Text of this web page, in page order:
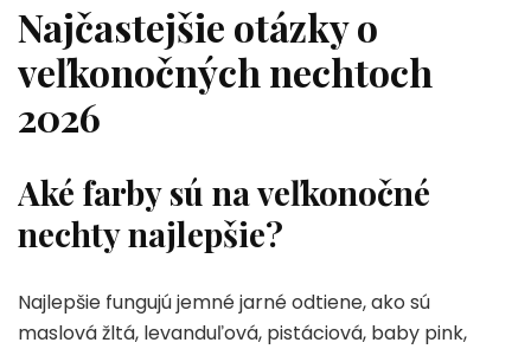
Najčastejšie otázky o
veľkonočných nechtoch
2026
Aké farby sú na veľkonočné
nechty najlepšie?
Najlepšie fungujú jemné jarné odtiene, ako sú
maslová žltá, levanduľová, pistáciová, baby pink,